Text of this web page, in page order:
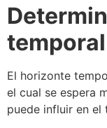
temporal
El horizonte
el cual se espera
puede influir en el